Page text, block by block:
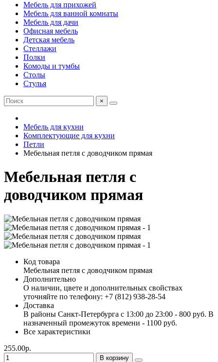
Мебель для прихожей
Мебель для ванной комнаты
Мебель для дачи
Офисная мебель
Детская мебель
Стеллажи
Полки
Комоды и тумбы
Столы
Стулья
×
Мебель для кухни
Комплектующие для кухни
Петли
Мебельная петля с доводчиком прямая
Мебельная петля с
доводчиком прямая
Код товара
Мебельная петля с доводчиком прямая
Дополнительно
О наличии, цвете и дополнительных свойствах
уточняйте по телефону: +7 (812) 938-28-54
Доставка
В районы Санкт-Петербурга с 13:00 до 23:00 - 800 руб. В
назначенный промежуток времени - 1100 руб.
Все характеристики
255.00р.
В корзину